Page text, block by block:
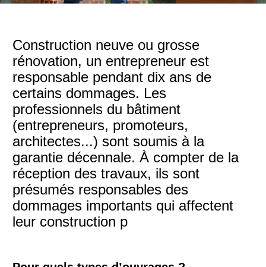
Construction neuve ou grosse
rénovation, un entrepreneur est
responsable pendant dix ans de
certains dommages. Les
professionnels du bâtiment
(entrepreneurs, promoteurs,
architectes...) sont soumis à la
garantie décennale. À compter de la
réception des travaux, ils sont
présumés responsables des
dommages importants qui affectent
leur construction p